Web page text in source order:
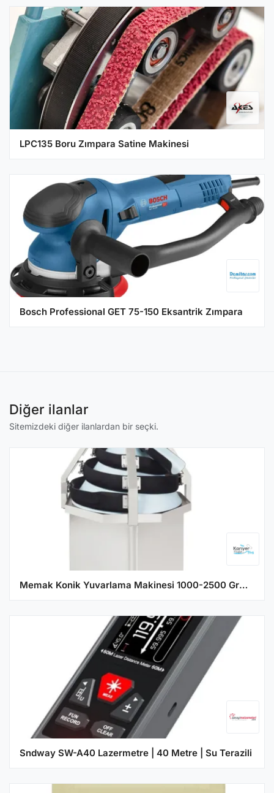
LPC135 Boru Zımpara Satine Makinesi
Bosch Professional GET 75-150 Eksantrik Zımpara
Diğer ilanlar
Sitemizdeki diğer ilanlardan bir seçki.
Memak Konik Yuvarlama Makinesi 1000-2500 Grm CR360
Sndway SW-A40 Lazermetre | 40 Metre | Su Terazili